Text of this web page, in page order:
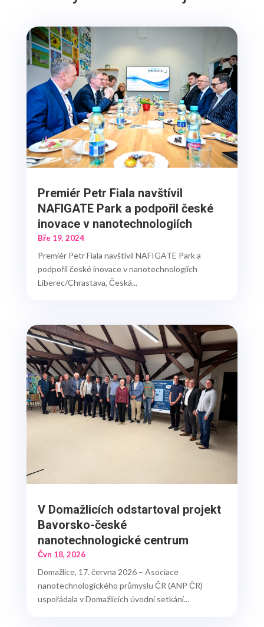
Premiér Petr Fiala navštívil
NAFIGATE Park a podpořil české
inovace v nanotechnologiích
Bře 19, 2024
Premiér Petr Fiala navštívil NAFIGATE Park a
podpořil české inovace v nanotechnologiích
Liberec/Chrastava, Česká...
V Domažlicích odstartoval projekt
Bavorsko-české
nanotechnologické centrum
Čvn 18, 2026
Domažlice, 17. června 2026 – Asociace
nanotechnologického průmyslu ČR (ANP ČR)
uspořádala v Domažlicích úvodní setkání...